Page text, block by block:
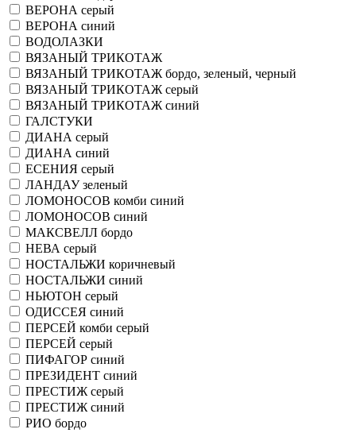
ВЕРОНА серый
ВЕРОНА синий
ВОДОЛАЗКИ
ВЯЗАНЫЙ ТРИКОТАЖ
ВЯЗАНЫЙ ТРИКОТАЖ бордо, зеленый, черный
ВЯЗАНЫЙ ТРИКОТАЖ серый
ВЯЗАНЫЙ ТРИКОТАЖ синий
ГАЛСТУКИ
ДИАНА серый
ДИАНА синий
ЕСЕНИЯ серый
ЛАНДАУ зеленый
ЛОМОНОСОВ комби синий
ЛОМОНОСОВ синий
МАКСВЕЛЛ бордо
НЕВА серый
НОСТАЛЬЖИ коричневый
НОСТАЛЬЖИ синий
НЬЮТОН серый
ОДИССЕЯ синий
ПЕРСЕЙ комби серый
ПЕРСЕЙ серый
ПИФАГОР синий
ПРЕЗИДЕНТ синий
ПРЕСТИЖ серый
ПРЕСТИЖ синий
РИО бордо